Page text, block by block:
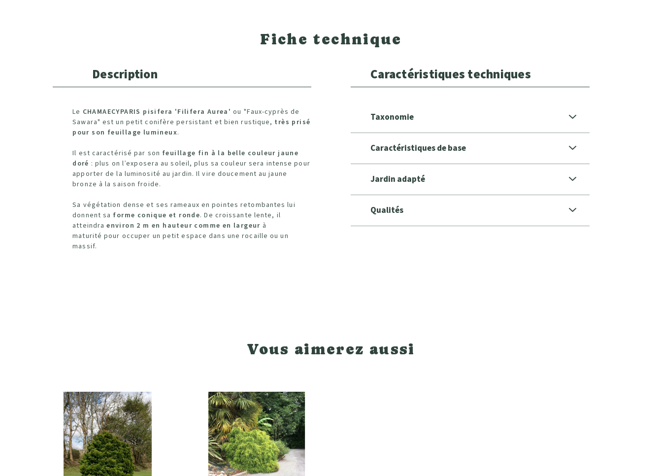
Fiche technique
Description
Le CHAMAECYPARIS pisifera 'Filifera Aurea' ou "Faux-cyprès de
Sawara" est un petit conifère persistant et bien rustique, très prisé
pour son feuillage lumineux.
Il est caractérisé par son feuillage fin à la belle couleur jaune
doré : plus on l’exposera au soleil, plus sa couleur sera intense pour
apporter de la luminosité au jardin. Il vire doucement au jaune
bronze à la saison froide.
Sa végétation dense et ses rameaux en pointes retombantes lui
donnent sa forme conique et ronde. De croissante lente, il
atteindraenviron 2 m en hauteur comme en largeur à
maturité pour occuper un petit espace dans une rocaille ou un
massif.
Caractéristiques techniques
Taxonomie
Caractéristiques de base
Jardin adapté
Qualités
Vous aimerez aussi